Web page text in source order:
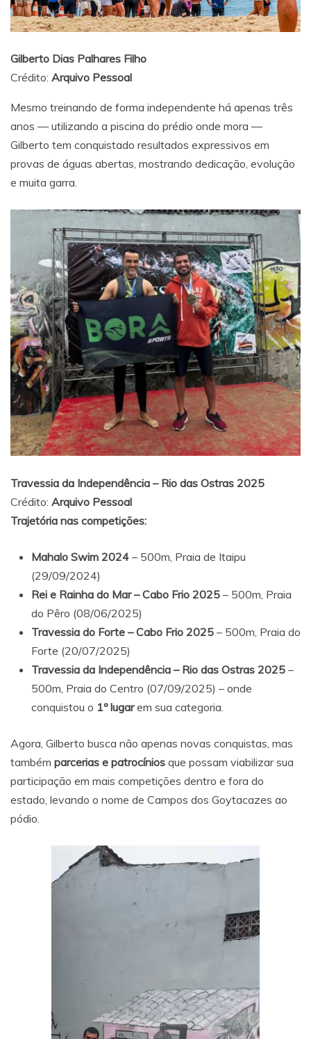
Gilberto Dias Palhares Filho
Crédito: Arquivo Pessoal
Mesmo treinando de forma independente há apenas três
anos — utilizando a piscina do prédio onde mora —
Gilberto tem conquistado resultados expressivos em
provas de águas abertas, mostrando dedicação, evolução
e muita garra.
Travessia da Independência – Rio das Ostras 2025
Crédito: Arquivo Pessoal
Trajetória nas competições:
Mahalo Swim 2024 – 500m, Praia de Itaipu
(29/09/2024)
Rei e Rainha do Mar – Cabo Frio 2025 – 500m, Praia
do Pêro (08/06/2025)
Travessia do Forte – Cabo Frio 2025 – 500m, Praia do
Forte (20/07/2025)
Travessia da Independência – Rio das Ostras 2025 –
500m, Praia do Centro (07/09/2025) – onde
conquistou o 1º lugarem sua categoria.
Agora, Gilberto busca não apenas novas conquistas, mas
também parcerias e patrocínios que possam viabilizar sua
participação em mais competições dentro e fora do
estado, levando o nome de Campos dos Goytacazes ao
pódio.